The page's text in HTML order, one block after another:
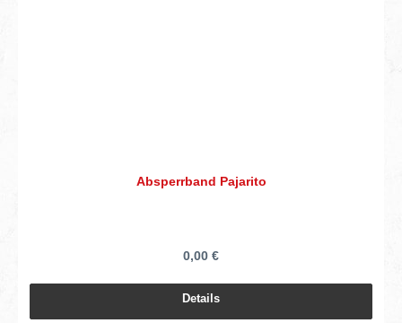
Absperrband Pajarito
0,00 €
Details